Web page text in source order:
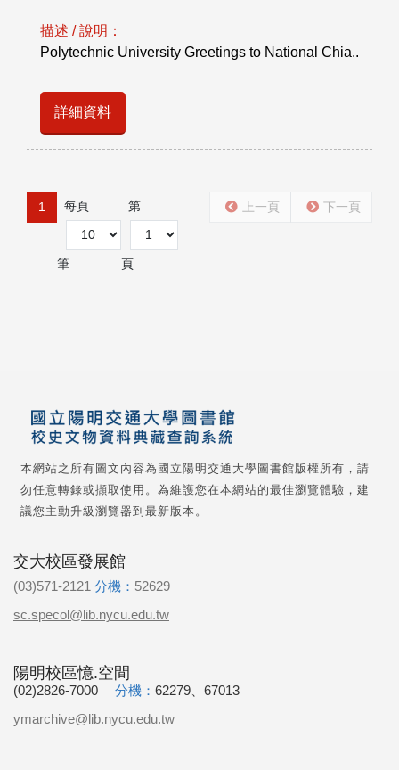
描述 / 說明：
Polytechnic University Greetings to National Chia..
詳細資料
1 每頁
筆
第
頁
上一頁 下一頁
本網站之所有圖文內容為國立陽明交通大學圖書館版權所有，請
勿任意轉錄或擷取使用。為維護您在本網站的最佳瀏覽體驗，建
議您主動升級瀏覽器到最新版本。
交大校區發展館
(03)571-2121 分機： 52629
sc.specol@lib.nycu.edu.tw
陽明校區憶.空間
(02)2826-7000 分機： 62279、67013
ymarchive@lib.nycu.edu.tw